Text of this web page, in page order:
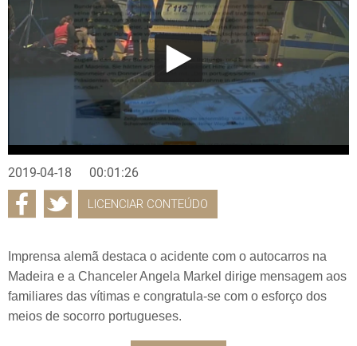
2019-04-18 00:01:26
LICENCIAR CONTEÚDO
Imprensa alemã destaca o acidente com o autocarros na
Madeira e a Chanceler Angela Markel dirige mensagem aos
familiares das vítimas e congratula-se com o esforço dos
meios de socorro portugueses.